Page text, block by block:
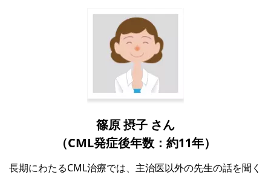
篠原 摂子 さん
（CML発症後年数：約11年）
長期にわたるCML治療では、主治医以外の先生の話を聞く